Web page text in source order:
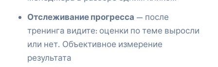
Отслеживание прогресса — после
тренинга видите: оценки по теме выросли
или нет. Объективное измерение
результата